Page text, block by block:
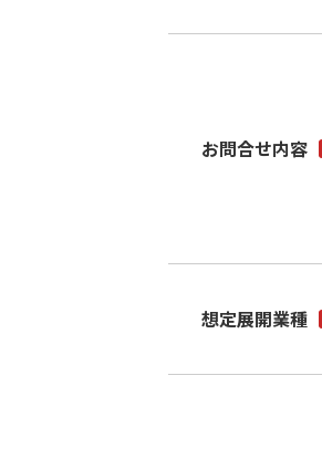
お問合せ内容
想定展開業種